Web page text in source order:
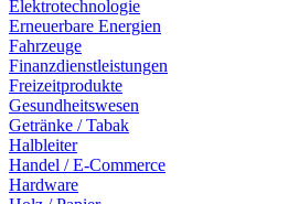
Elektrotechnologie
Erneuerbare Energien
Fahrzeuge
Finanzdienstleistungen
Freizeitprodukte
Gesundheitswesen
Getränke / Tabak
Halbleiter
Handel / E-Commerce
Hardware